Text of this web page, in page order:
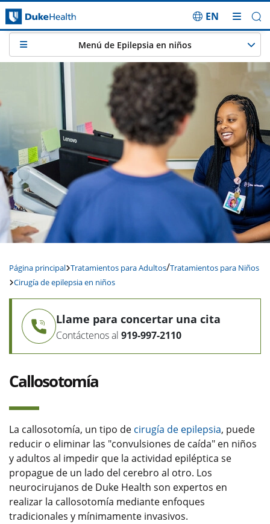
Saltar navegación
EN
Página principal Tratamientos para Adultos/Tratamientos para Niños
Cirugía de epilepsia en niños
Menú de Epilepsia en niños
Llame para concertar una cita
Contáctenos al 919-997-2110
Callosotomía
La callosotomía, un tipo de cirugía de epilepsia, puede
reducir o eliminar las "convulsiones de caída" en niños
y adultos al impedir que la actividad epiléptica se
propague de un lado del cerebro al otro. Los
neurocirujanos de Duke Health son expertos en
realizar la callosotomía mediante enfoques
tradicionales y mínimamente invasivos.